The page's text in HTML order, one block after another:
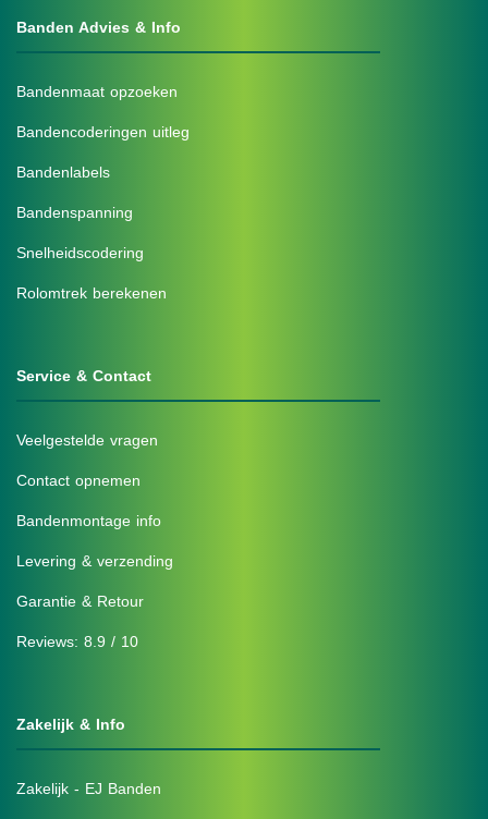
Banden Advies & Info
Bandenmaat opzoeken
Bandencoderingen uitleg
Bandenlabels
Bandenspanning
Snelheidscodering
Rolomtrek berekenen
Service & Contact
Veelgestelde vragen
Contact opnemen
Bandenmontage info
Levering & verzending
Garantie & Retour
Reviews: 8.9 / 10
Zakelijk & Info
Zakelijk - EJ Banden